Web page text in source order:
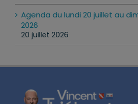
Agenda du lundi 20 juillet au
2026
20 juillet 2026